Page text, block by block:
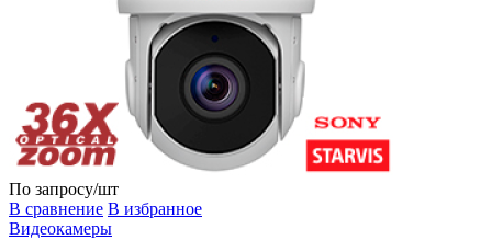
По запросу/шт
В сравнение В избранное
Видеокамеры